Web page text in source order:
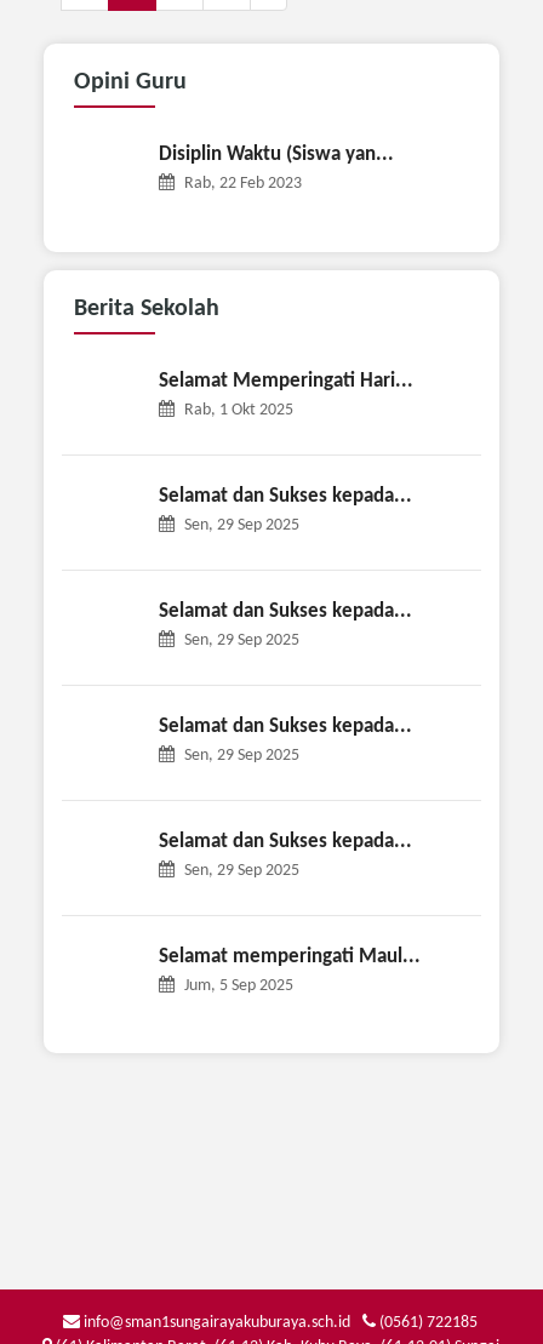
Opini Guru
Disiplin Waktu (Siswa yan...
Rab, 22 Feb 2023
Berita Sekolah
Selamat Memperingati Hari...
Rab, 1 Okt 2025
Selamat dan Sukses kepada...
Sen, 29 Sep 2025
Selamat dan Sukses kepada...
Sen, 29 Sep 2025
Selamat dan Sukses kepada...
Sen, 29 Sep 2025
Selamat dan Sukses kepada...
Sen, 29 Sep 2025
Selamat memperingati Maul...
Jum, 5 Sep 2025
info@sman1sungairayakuburaya.sch.id
(0561) 722185